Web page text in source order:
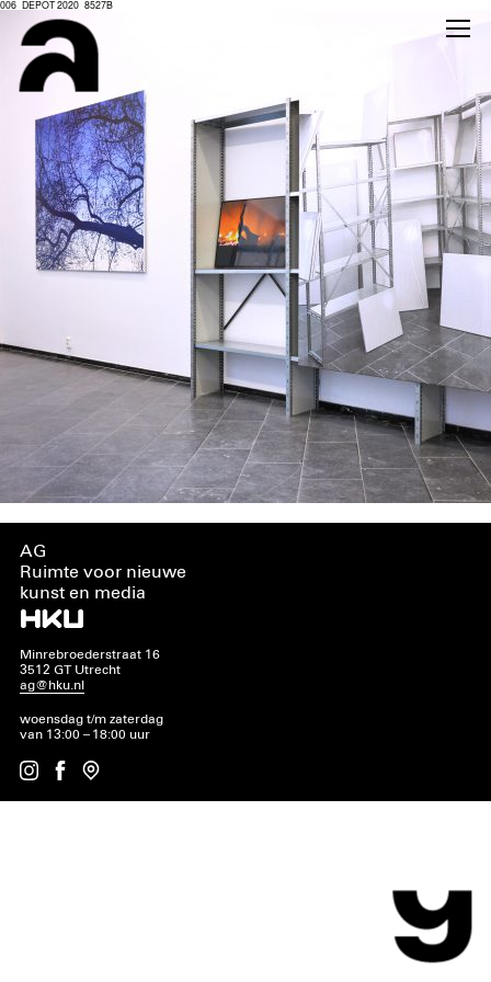
006_DEPOT 2020_8527B
AG
Ruimte voor nieuwe
kunst en media
Minrebroederstraat 16
3512 GT Utrecht
ag@hku.nl
woensdag t/m zaterdag
van 13:00 – 18:00 uur